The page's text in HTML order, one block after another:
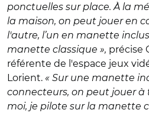
ponctuelles sur place. À la
la maison, on peut jouer en
l'autre, l’un en manette
manette classique », précise
référente de l'espace jeux
Lorient. « Sur une manette
connecteurs, on peut jouer à
moi, je pilote sur la manette